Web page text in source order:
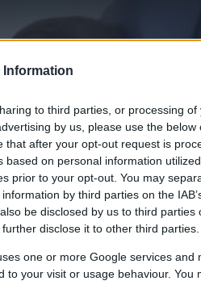
Information
to third parties, or processing
by us, please use the below
that after your opt-out request is
based on personal information
prior to your opt-out. You may
by third parties on the
be disclosed by us to third parties
disclose it to other third parties.
one or more Google services and
to your visit or usage behaviour. You